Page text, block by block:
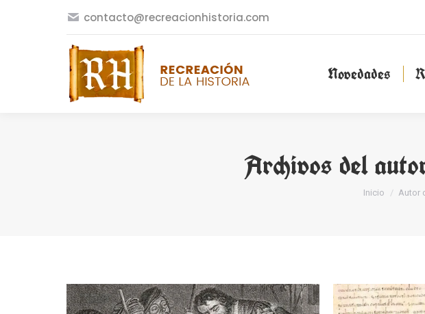
contacto@recreacionhistoria.com
Novedades
Archivos del
Estás aquí:
Inicio Autor
Novedades